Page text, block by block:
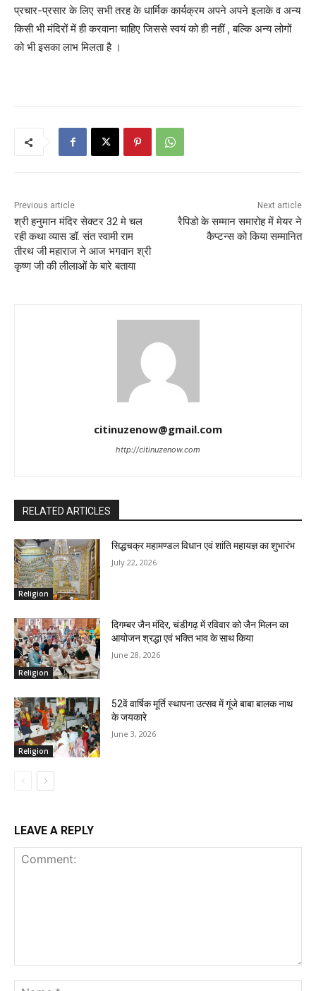
प्रचार-प्रसार के लिए सभी तरह के धार्मिक कार्यक्रम अपने अपने इलाके व अन्य
किसी भी मंदिरों में ही करवाना चाहिए जिससे स्वयं को ही नहीं , बल्कि अन्य लोगों
को भी इसका लाभ मिलता है ।
Previous article
श्री हनुमान मंदिर सेक्टर 32 मे चल
रही कथा व्यास डॉ. संत स्वामी राम
तीरथ जी महाराज ने आज भगवान श्री
कृष्ण जी की लीलाओं के बारे बताया
Next article
रैपिडो के सम्मान समारोह में मेयर ने
कैप्टन्स को किया सम्मानित
citinuzenow@gmail.com
http://citinuzenow.com
RELATED ARTICLES
Religion
सिद्धचक्र महामण्डल विधान एवं शांति महायज्ञ का शुभारंभ
July 22, 2026
Religion
दिगम्बर जैन मंदिर, चंडीगढ़ में रविवार को जैन मिलन का
आयोजन श्रद्धा एवं भक्ति भाव के साथ किया
June 28, 2026
Religion
52वें वार्षिक मूर्ति स्थापना उत्सव में गूंजे बाबा बालक नाथ
के जयकारे
June 3, 2026
LEAVE A REPLY